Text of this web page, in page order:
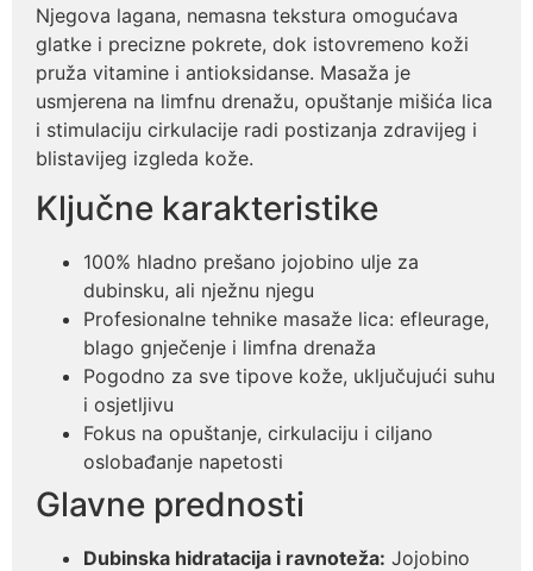
Njegova lagana, nemasna tekstura omogućava
glatke i precizne pokrete, dok istovremeno koži
pruža vitamine i antioksidanse. Masaža je
usmjerena na limfnu drenažu, opuštanje mišića lica
i stimulaciju cirkulacije radi postizanja zdravijeg i
blistavijeg izgleda kože.
Ključne karakteristike
100% hladno prešano jojobino ulje za
dubinsku, ali nježnu njegu
Profesionalne tehnike masaže lica: efleurage,
blago gnječenje i limfna drenaža
Pogodno za sve tipove kože, uključujući suhu
i osjetljivu
Fokus na opuštanje, cirkulaciju i ciljano
oslobađanje napetosti
Glavne prednosti
Dubinska hidratacija i ravnoteža: Jojobino